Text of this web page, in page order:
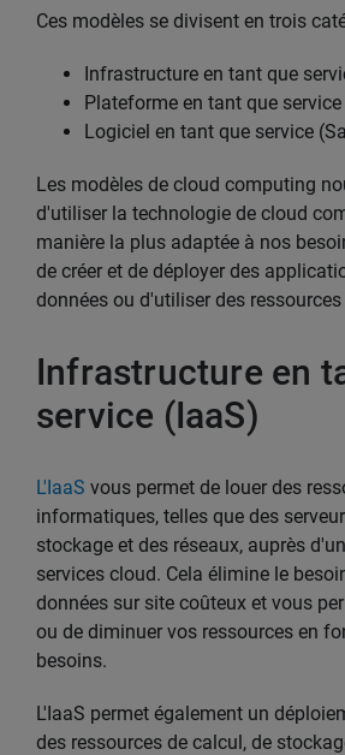
Ces modèles se divisent en trois
Infrastructure en tant que
Plateforme en tant que
Logiciel en tant que service
Les modèles de cloud computing
d'utiliser la technologie de cloud
manière la plus adaptée à nos
de créer et de déployer des
données ou d'utiliser des
Infrastructure en
service (IaaS)
L'IaaS vous permet de louer des
informatiques, telles que des
stockage et des réseaux, auprès
services cloud. Cela élimine le
données sur site coûteux et vous
ou de diminuer vos ressources en
besoins.
L'IaaS permet également un
des ressources de calcul, de